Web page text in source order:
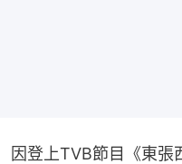
因登上TVB節目《東張